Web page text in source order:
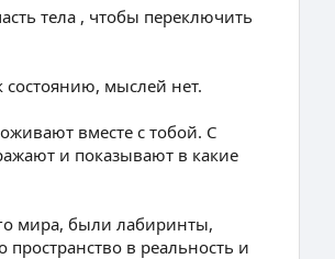
тела , чтобы переключить
состоянию, мыслей нет.
вместе с тобой. С
и показывают в какие
мира, были лабиринты,
в реальность и